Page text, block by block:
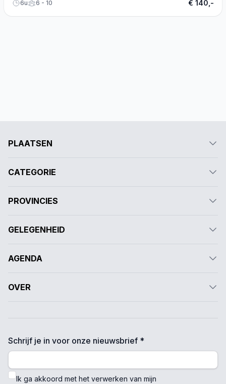
6u 6 - 10 € 140,-
PLAATSEN
CATEGORIE
PROVINCIES
GELEGENHEID
AGENDA
OVER
Schrijf je in voor onze nieuwsbrief *
Ik ga akkoord met het verwerken van mijn